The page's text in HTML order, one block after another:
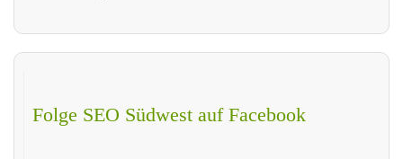
Folge SEO Südwest auf Facebook